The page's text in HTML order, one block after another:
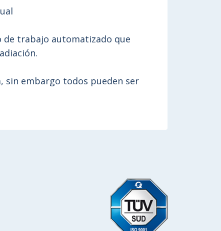
de trabajo automatizado que
sin embargo todos pueden ser